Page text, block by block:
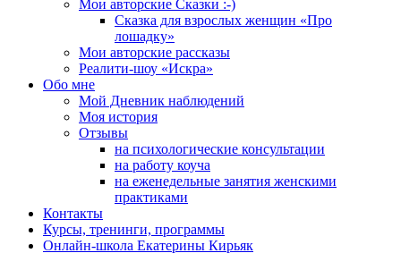
Мои авторские Сказки :-)
Сказка для взрослых женщин «Про
лошадку»
Мои авторские рассказы
Реалити-шоу «Искра»
Обо мне
Мой Дневник наблюдений
Моя история
Отзывы
на психологические консультации
на работу коуча
на еженедельные занятия женскими
практиками
Контакты
Курсы, тренинги, программы
Онлайн-школа Екатерины Кирьяк